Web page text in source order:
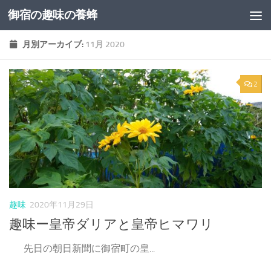
コンテンツへスキップ
御宿の趣味の養蜂
月別アーカイブ: 11月 2020
2
趣味 2020年11月29日
趣味ー皇帝ダリアと皇帝ヒマワリ
先日の朝日新聞に御宿町の皇...